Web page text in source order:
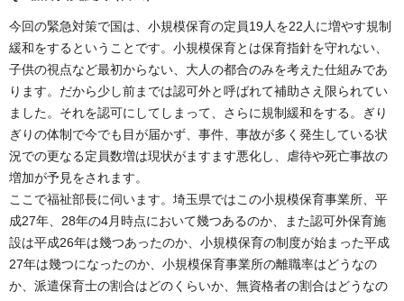
今回の緊急対策で国は、小規模保育の定員19人を22人に増やす規制
緩和をするということです。小規模保育とは保育指針を守れない、
子供の視点など最初からない、大人の都合のみを考えた仕組みであ
ります。だから少し前までは認可外と呼ばれて補助さえ限られてい
ました。それを認可にしてしまって、さらに規制緩和をする。ぎり
ぎりの体制で今でも目が届かず、事件、事故が多く発生している状
況での更なる定員数増は現状がますます悪化し、虐待や死亡事故の
増加が予見をされます。
ここで福祉部長に伺います。埼玉県ではこの小規模保育事業所、平
成27年、28年の4月時点において幾つあるのか、また認可外保育施
設は平成26年は幾つあったのか、小規模保育の制度が始まった平成
27年は幾つになったのか、小規模保育事業所の離職率はどうなの
か、派遣保育士の割合はどのくらいか、無資格者の割合はどうなの